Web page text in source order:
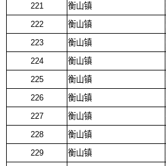
221
衡山镇
222
衡山镇
223
衡山镇
224
衡山镇
225
衡山镇
226
衡山镇
227
衡山镇
228
衡山镇
229
衡山镇